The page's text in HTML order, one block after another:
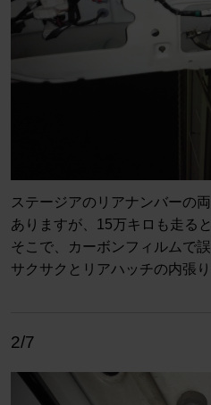
ステージアのリアナンバーの
ありますが、15万キロも走る
そこで、カーボンフィルムで
サクサクとリアハッチの内張
2/7